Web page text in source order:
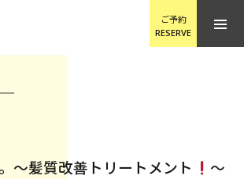
ご予約
RESERVE
〜髪質改善トリートメント 〜